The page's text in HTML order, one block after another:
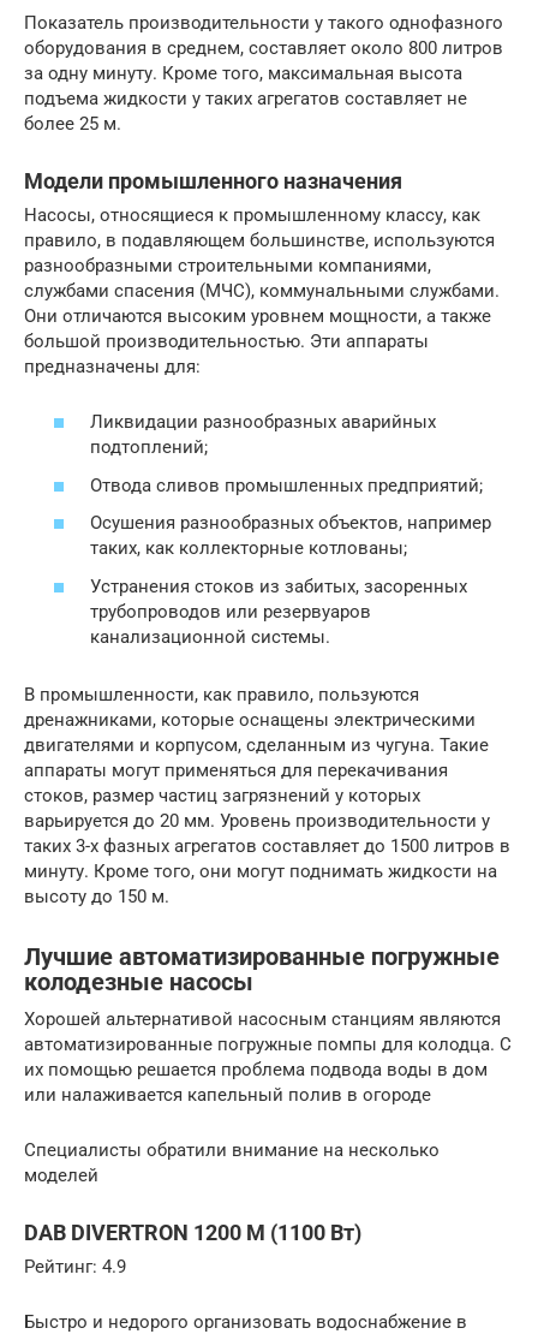
Показатель производительности у такого однофазного
оборудования в среднем, составляет около 800 литров
за одну минуту. Кроме того, максимальная высота
подъема жидкости у таких агрегатов составляет не
более 25 м.
Модели промышленного назначения
Насосы, относящиеся к промышленному классу, как
правило, в подавляющем большинстве, используются
разнообразными строительными компаниями,
службами спасения (МЧС), коммунальными службами.
Они отличаются высоким уровнем мощности, а также
большой производительностью. Эти аппараты
предназначены для:
Ликвидации разнообразных аварийных
подтоплений;
Отвода сливов промышленных предприятий;
Осушения разнообразных объектов, например
таких, как коллекторные котлованы;
Устранения стоков из забитых, засоренных
трубопроводов или резервуаров
канализационной системы.
В промышленности, как правило, пользуются
дренажниками, которые оснащены электрическими
двигателями и корпусом, сделанным из чугуна. Такие
аппараты могут применяться для перекачивания
стоков, размер частиц загрязнений у которых
варьируется до 20 мм. Уровень производительности у
таких 3-х фазных агрегатов составляет до 1500 литров в
минуту. Кроме того, они могут поднимать жидкости на
высоту до 150 м.
Лучшие автоматизированные погружные
колодезные насосы
Хорошей альтернативой насосным станциям являются
автоматизированные погружные помпы для колодца. С
их помощью решается проблема подвода воды в дом
или налаживается капельный полив в огороде
Специалисты обратили внимание на несколько
моделей
DAB DIVERTRON 1200 M (1100 Вт)
Рейтинг: 4.9
Быстро и недорого организовать водоснабжение в